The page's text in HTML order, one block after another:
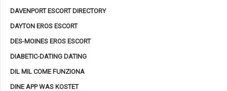
DAVENPORT ESCORT DIRECTORY
DAYTON EROS ESCORT
DES-MOINES EROS ESCORT
DIABETIC-DATING DATING
DIL MIL COME FUNZIONA
DINE APP WAS KOSTET